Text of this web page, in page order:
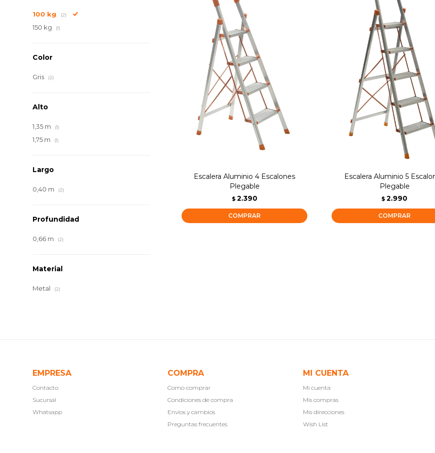
Escalera Aluminio 4 Escalones
Plegable
$ 2.390
Escalera Aluminio 5
Plegable
$ 2.990
100 kg (2)
150 kg (1)
Color
Gris (2)
Alto
1,35 m (1)
1,75 m (1)
Largo
0,40 m (2)
Profundidad
0,66 m (2)
Material
Metal (2)
EMPRESA
Contacto
Sucursal
Whatsapp
COMPRA
Como comprar
Condiciones de compra
Envíos y cambios
Preguntas frecuentes
MI CUENTA
Mi cuenta
Mis compras
Mis direcciones
Wish List